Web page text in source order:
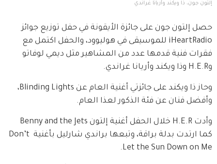
إلتون جون، ذا ويكند وأريانا غراندي
حصل إلتون جون على جائزة الأيقونة في حفل توزيع جوائز
iHeartRadio للموسيقى في هوليوود، والحفل اكتمل مع
فقرات فنية قدمها عدد من المشاهير مثل ديمي لوفاتو
وH.E.R وذا ويكند وأريانا غراندي.
وحاز ذا ويكند على جائزتي أغنية العام عن Blinding Lights،
وأفضل فنان عن فئة الذكور لعذا العام.
كما ارتدت بدلة براقة، وتبعها براندي شارليل بأغنية Don’t
Let the Sun Down on Me.